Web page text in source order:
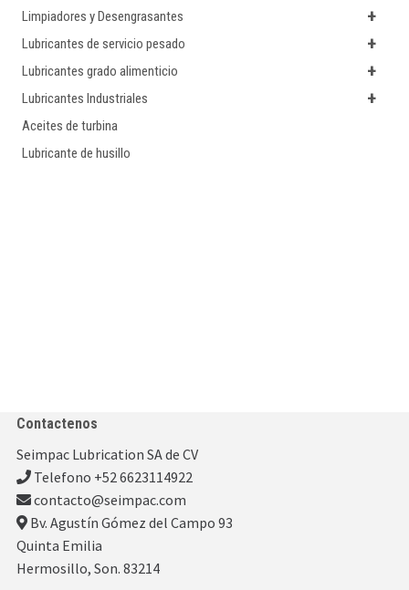
+
Limpiadores y Desengrasantes
+
Lubricantes de servicio pesado
+
Lubricantes grado alimenticio
+
Lubricantes Industriales
Aceites de turbina
Lubricante de husillo
Contactenos
Seimpac Lubrication SA de CV
Telefono +52 6623114922
contacto@seimpac.com
Bv. Agustín Gómez del Campo 93
Quinta Emilia
Hermosillo, Son. 83214